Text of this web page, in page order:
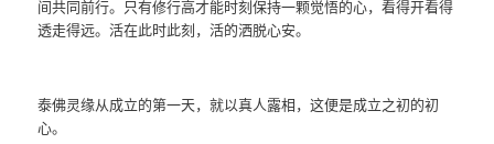
间共同前行。只有修行高才能时刻保持一颗觉悟的心，看得开看得
透走得远。活在此时此刻，活的洒脱心安。
泰佛灵缘从成立的第一天，就以真人露相，这便是成立之初的初
心。